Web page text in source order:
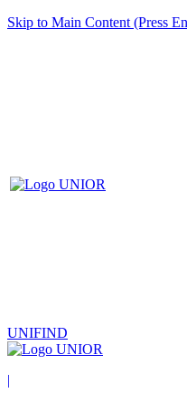
Skip to Main Content (Press
UNIFIND
|